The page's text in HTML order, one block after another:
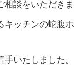
談をいただきま
キッチンの蛇腹
いたしました。